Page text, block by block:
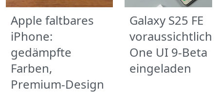
Apple faltbares
iPhone:
gedämpfte
Farben,
Premium-Design
Galaxy S25 FE
voraussichtlich
One UI 9-Beta
eingeladen